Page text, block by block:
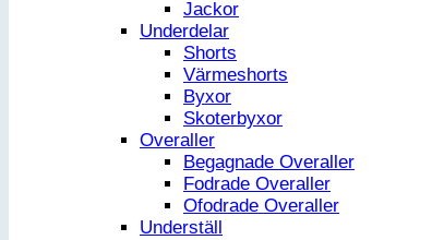
Jackor
Underdelar
Shorts
Värmeshorts
Byxor
Skoterbyxor
Overaller
Begagnade Overaller
Fodrade Overaller
Ofodrade Overaller
Underställ